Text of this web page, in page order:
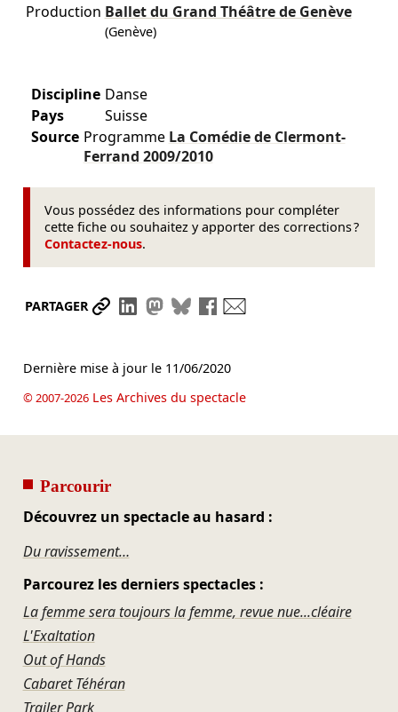
Production Ballet du Grand Théâtre de Genève
(Genève)
Discipline Danse
Pays
Suisse
Source Programme La Comédie de Clermont-
Ferrand 2009/2010
Vous possédez des informations pour compléter
cette fiche ou souhaitez y apporter des corrections ?
Contactez-nous.
PARTAGER Partager le lien
Partager sur LinkedIn
Partager sur Mastodon
Partager sur Bluesky
Partager sur Facebook
Dernière mise à jour le 11/06/2020
© 2007-2026Les Archives du spectacle
Parcourir
Découvrez un spectacle au hasard :
Du ravissement…
Parcourez les derniers spectacles :
La femme sera toujours la femme, revue nue...cléaire
L'Exaltation
Out of Hands
Cabaret Téhéran
Trailer Park